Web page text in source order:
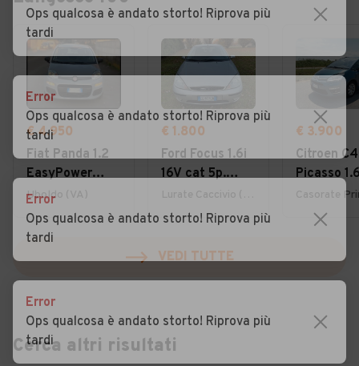
€ 4.950
Fiat Panda 1.2
EasyPower
Lounge
Uboldo (VA)
€ 1.800
Ford Focus 1.6i
16V cat 5p.
€ 3.900
Citroen C4
Picasso
7posti
VEDI TUTTE
Cerca altri risultati
Ops qualcosa è andato storto! Riprova più
tardi
Error
Ops qualcosa è andato storto! Riprova più
tardi
Error
Ops qualcosa è andato storto! Riprova più
tardi
Error
Ops qualcosa è andato storto! Riprova più
tardi